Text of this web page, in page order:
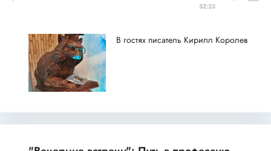
52:23
В гостях писатель Кирилл Королев